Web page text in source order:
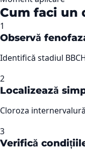
Cum faci un
1
Observă
Identifică stadiul
2
Localizează
Cloroza
3
Verifică